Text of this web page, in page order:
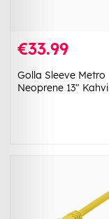
€33.99
Golla Sleeve Metro
Neoprene 13" Kahvi